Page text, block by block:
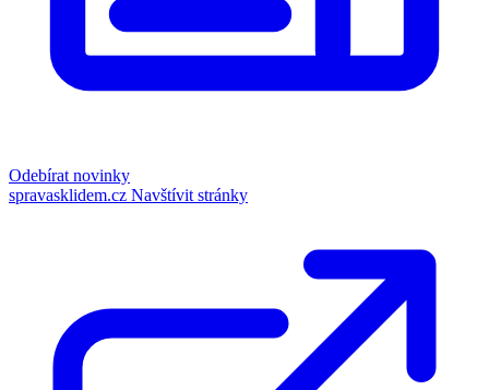
Odebírat novinky
spravasklidem.cz Navštívit stránky